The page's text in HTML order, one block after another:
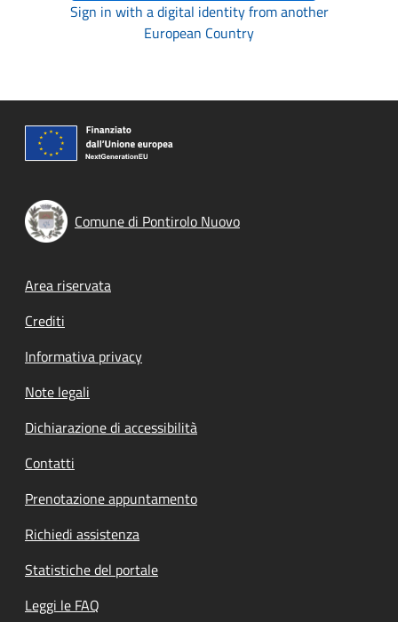
Sign in with a digital identity from another
European Country
Comune di Pontirolo Nuovo
Footer menu
Area riservata
Crediti
Informativa privacy
Note legali
Dichiarazione di accessibilità
Contatti
Prenotazione appuntamento
Richiedi assistenza
Statistiche del portale
Leggi le FAQ